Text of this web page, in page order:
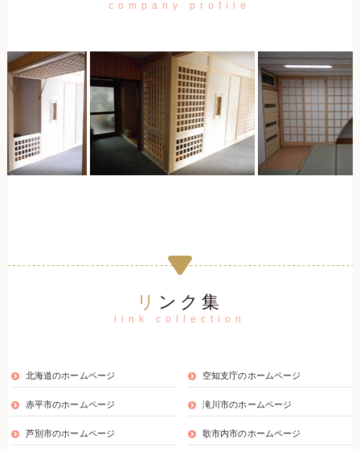
company profile
リンク集
link collection
北海道のホームページ 空知支庁のホームページ
赤平市のホームページ 滝川市のホームページ
芦別市のホームページ 歌市内市のホームページ